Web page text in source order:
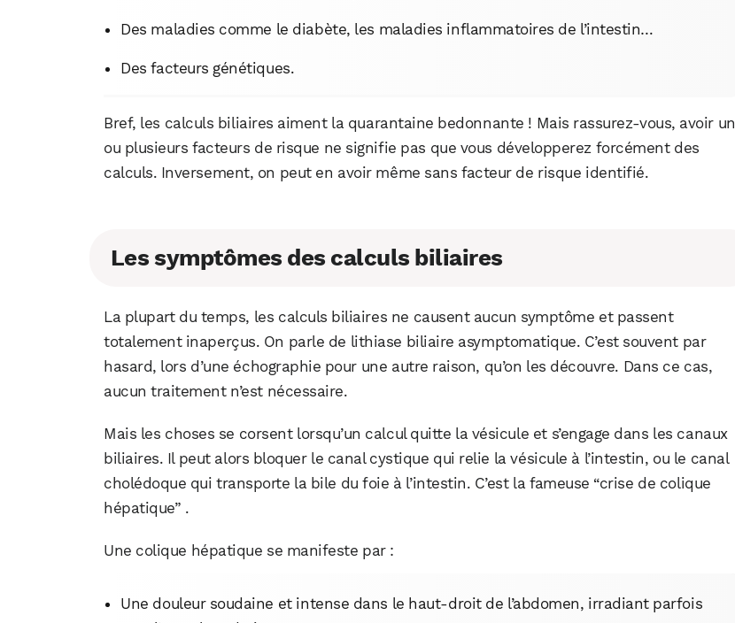
Des maladies comme le diabète, les maladies inflammatoires de l’intestin…
Des facteurs génétiques.
Bref, les calculs biliaires aiment la quarantaine bedonnante ! Mais rassurez-vous, avoir un
ou plusieurs facteurs de risque ne signifie pas que vous développerez forcément des
calculs. Inversement, on peut en avoir même sans facteur de risque identifié.
Les symptômes des calculs biliaires
La plupart du temps, les calculs biliaires ne causent aucun symptôme et passent
totalement inaperçus. On parle de lithiase biliaire asymptomatique. C’est souvent par
hasard, lors d’une échographie pour une autre raison, qu’on les découvre. Dans ce cas,
aucun traitement n’est nécessaire.
Mais les choses se corsent lorsqu’un calcul quitte la vésicule et s’engage dans les canaux
biliaires. Il peut alors bloquer le canal cystique qui relie la vésicule à l’intestin, ou le canal
cholédoque qui transporte la bile du foie à l’intestin. C’est la fameuse “crise de colique
hépatique” .
Une colique hépatique se manifeste par :
Une douleur soudaine et intense dans le haut-droit de l’abdomen, irradiant parfois